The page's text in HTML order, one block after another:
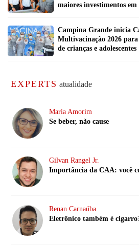
maiores investimentos
Campina Grande inicia
Multivacinação 2026
de crianças e adolescentes
EXPERTS atualidade
Maria Amorim
Se beber, não cause
Gilvan Rangel Jr.
Importância da CAA: você
Renan Carnaúba
Eletrônico também é